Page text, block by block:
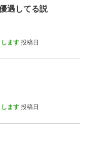
遇してる説
ます 投稿日
ます 投稿日